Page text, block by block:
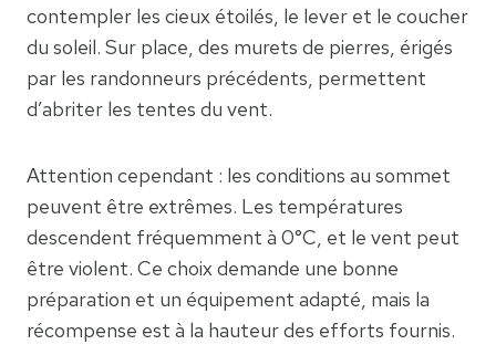
contempler les cieux étoilés, le lever et le coucher
du soleil. Sur place, des murets de pierres, érigés
par les randonneurs précédents, permettent
d’abriter les tentes du vent.
Attention cependant : les conditions au sommet
peuvent être extrêmes. Les températures
descendent fréquemment à 0°C, et le vent peut
être violent. Ce choix demande une bonne
préparation et un équipement adapté, mais la
récompense est à la hauteur des efforts fournis.